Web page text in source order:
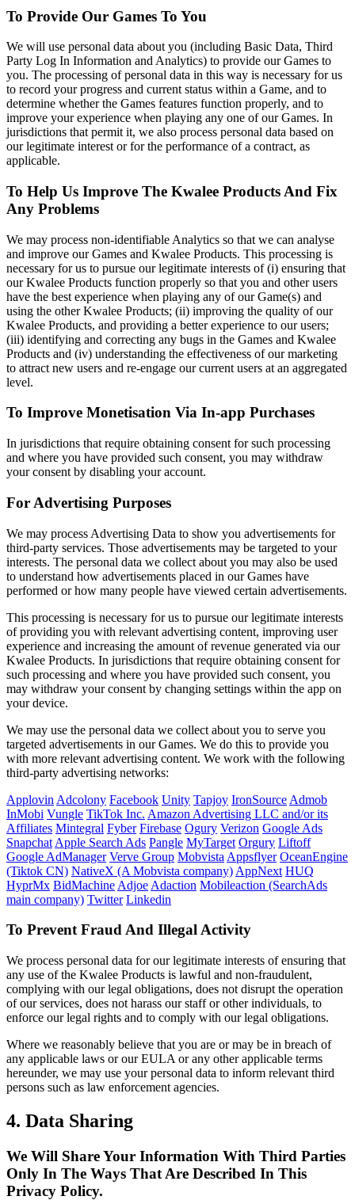
To Provide Our Games To You
We will use personal data about you (including Basic Data, Third
Party Log In Information and Analytics) to provide our Games to
you. The processing of personal data in this way is necessary for us
to record your progress and current status within a Game, and to
determine whether the Games features function properly, and to
improve your experience when playing any one of our Games. In
jurisdictions that permit it, we also process personal data based on
our legitimate interest or for the performance of a contract, as
applicable.
To Help Us Improve The Kwalee Products And Fix
Any Problems
We may process non-identifiable Analytics so that we can analyse
and improve our Games and Kwalee Products. This processing is
necessary for us to pursue our legitimate interests of (i) ensuring that
our Kwalee Products function properly so that you and other users
have the best experience when playing any of our Game(s) and
using the other Kwalee Products; (ii) improving the quality of our
Kwalee Products, and providing a better experience to our users;
(iii) identifying and correcting any bugs in the Games and Kwalee
Products and (iv) understanding the effectiveness of our marketing
to attract new users and re-engage our current users at an aggregated
level.
To Improve Monetisation Via In-app Purchases
In jurisdictions that require obtaining consent for such processing
and where you have provided such consent, you may withdraw
your consent by disabling your account.
For Advertising Purposes
We may process Advertising Data to show you advertisements for
third-party services. Those advertisements may be targeted to your
interests. The personal data we collect about you may also be used
to understand how advertisements placed in our Games have
performed or how many people have viewed certain advertisements.
This processing is necessary for us to pursue our legitimate interests
of providing you with relevant advertising content, improving user
experience and increasing the amount of revenue generated via our
Kwalee Products. In jurisdictions that require obtaining consent for
such processing and where you have provided such consent, you
may withdraw your consent by changing settings within the app on
your device.
We may use the personal data we collect about you to serve you
targeted advertisements in our Games. We do this to provide you
with more relevant advertising content. We work with the following
third-party advertising networks:
Applovin Adcolony Facebook Unity Tapjoy IronSource Admob
InMobi Vungle TikTok Inc. Amazon Advertising LLC and/or its
Affiliates Mintegral Fyber Firebase Ogury Verizon Google Ads
Snapchat Apple Search Ads Pangle MyTarget Orgury Liftoff
Google AdManager Verve Group Mobvista Appsflyer OceanEngine
(Tiktok CN) NativeX (A Mobvista company) AppNext HUQ
HyprMx BidMachine Adjoe Adaction Mobileaction (SearchAds
main company) Twitter Linkedin
To Prevent Fraud And Illegal Activity
We process personal data for our legitimate interests of ensuring that
any use of the Kwalee Products is lawful and non-fraudulent,
complying with our legal obligations, does not disrupt the operation
of our services, does not harass our staff or other individuals, to
enforce our legal rights and to comply with our legal obligations.
Where we reasonably believe that you are or may be in breach of
any applicable laws or our EULA or any other applicable terms
hereunder, we may use your personal data to inform relevant third
persons such as law enforcement agencies.
4. Data Sharing
We Will Share Your Information With Third Parties
Only In The Ways That Are Described In This
Privacy Policy.